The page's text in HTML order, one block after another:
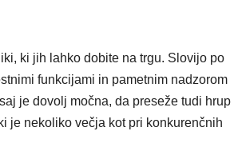
ki jih lahko dobite na trgu. Slovijo po
funkcijami in pametnim nadzorom
je dovolj močna, da preseže tudi hrup
je nekoliko večja kot pri konkurenčnih